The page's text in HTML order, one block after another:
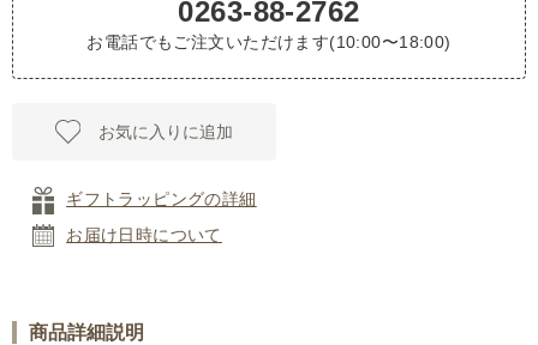
0263-88-2762
お電話でもご注文いただけます(10:00〜18:00)
お気に入りに追加
ギフトラッピングの詳細
お届け日時について
商品詳細説明